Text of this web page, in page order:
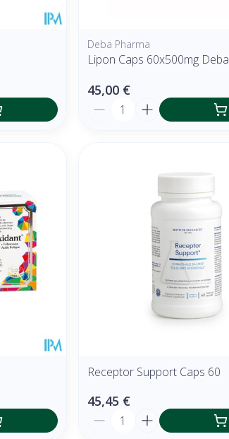
Deba Pharma
Lipon Caps 60x500mg Deba
45,00 €
Quantité
Receptor Support Caps 60
45,45 €
Quantité